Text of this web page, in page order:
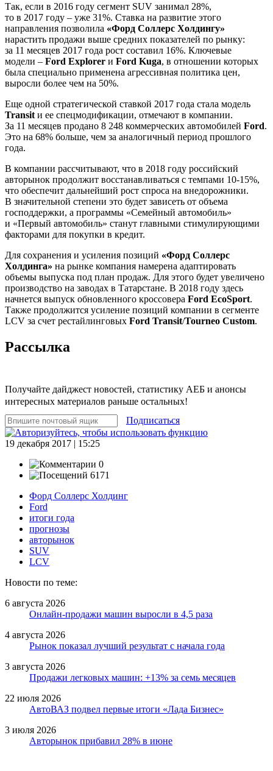
Так, если в 2016 году сегмент SUV занимал 28%,
то в 2017 году – уже 31%. Ставка на развитие этого
направления позволила «Форд Соллерс Холдингу»
нарастить продажи выше средних показателей по рынку:
за 11 месяцев 2017 года рост составил 16%. Ключевые
модели – Ford Explorer и Ford Kuga, в отношении которых
была специально применена агрессивная политика цен,
выросли более чем на 50%.
Еще одной стратегической ставкой 2017 года стала модель
Transit и ее спецмодификации, отмечают в компании.
За 11 месяцев продано 8 248 коммерческих автомобилей Ford.
Это на 68% больше, чем за аналогичный период прошлого
года.
В компании рассчитывают, что в 2018 году российский
авторынок продолжит восстанавливаться с темпами 10-15%,
что обеспечит дальнейший рост спроса на внедорожники.
В значительной степени это будет зависеть от объема
господдержки, а программы «Семейный автомобиль»
и «Первый автомобиль» станут главными стимулирующими
факторами для покупки в кредит.
Для сохранения и усиления позиций «Форд Соллерс
Холдинга» на рынке компания намерена адаптировать
объемы выпуска под план продаж. Для этого будет увеличено
производство на заводах в Татарстане. В 2018 году здесь
начнется выпуск обновленного кроссовера Ford EcoSport.
Также продолжится усиление позиций компании в сегменте
LCV за счет рестайлинговых Ford Transit/Tourneo Custom.
Рассылка
Получайте дайджест новостей, статистику АЕБ и анонсы
интересных материалов раньше остальных!
Подписаться
19 декабря 2017 | 15:25
0
6171
Форд Соллерс Холдинг
Ford
итоги года
прогнозы
авторынок
SUV
LCV
Новости по теме:
6 августа 2026
Онлайн-продажи машин выросли в 4,5 раза
4 августа 2026
Рынок показал лучший результат с начала года
3 августа 2026
Продажи легковых машин: +13% за семь месяцев
22 июля 2026
АвтоВАЗ подвел первые итоги «Лада Бизнес»
3 июля 2026
Авторынок прибавил 28% в июне